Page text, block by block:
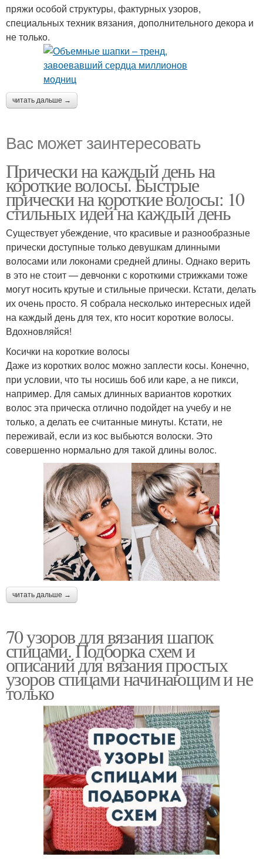
пряжи особой структуры, фактурных узоров,
специальных техник вязания, дополнительного декора и
не только.
читать дальше →
Вас может заинтересовать
Прически на каждый день на
короткие волосы. Быстрые
прически на короткие волосы: 10
стильных идей на каждый день
Существует убеждение, что красивые и разнообразные
прически доступные только девушкам длинными
волосами или локонами средней длины. Однако верить
в это не стоит — девчонки с короткими стрижками тоже
могут носить крутые и стильные прически. Кстати, делать
их очень просто. Я собрала несколько интересных идей
на каждый день для тех, кто носит короткие волосы.
Вдохновляйся!
Косички на короткие волосы
Даже из коротких волос можно заплести косы. Конечно,
при условии, что ты носишь боб или каре, а не пикси,
например. Для самых длинных вариантов коротких
волос эта прическа отлично подойдет на учебу и не
только, а делать ее считанные минуты. Кстати, не
переживай, если из кос выбьются волоски. Это
совершенно нормально для такой длины волос.
читать дальше →
70 узоров для вязания шапок
спицами. Подборка схем и
описаний для вязания простых
узоров спицами начинающим и не
только